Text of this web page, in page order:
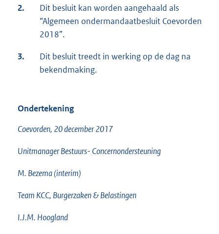
2.
Dit besluit kan worden aangehaald als
“Algemeen ondermandaatbesluit Coevorden
2018”.
3.
Dit besluit treedt in werking op de dag na
bekendmaking.
Ondertekening
Coevorden, 20 december 2017
Unitmanager Bestuurs- Concernondersteuning
M. Bezema (interim)
Team KCC, Burgerzaken & Belastingen
I.J.M. Hoogland